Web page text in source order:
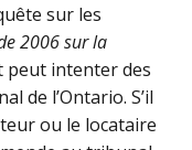
sur les
2006 sur la
peut intenter des
de l’Ontario. S’il
ou le locataire